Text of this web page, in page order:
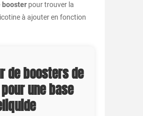
boosterpour trouver la
à ajouter en fonction
de boosters de
une base